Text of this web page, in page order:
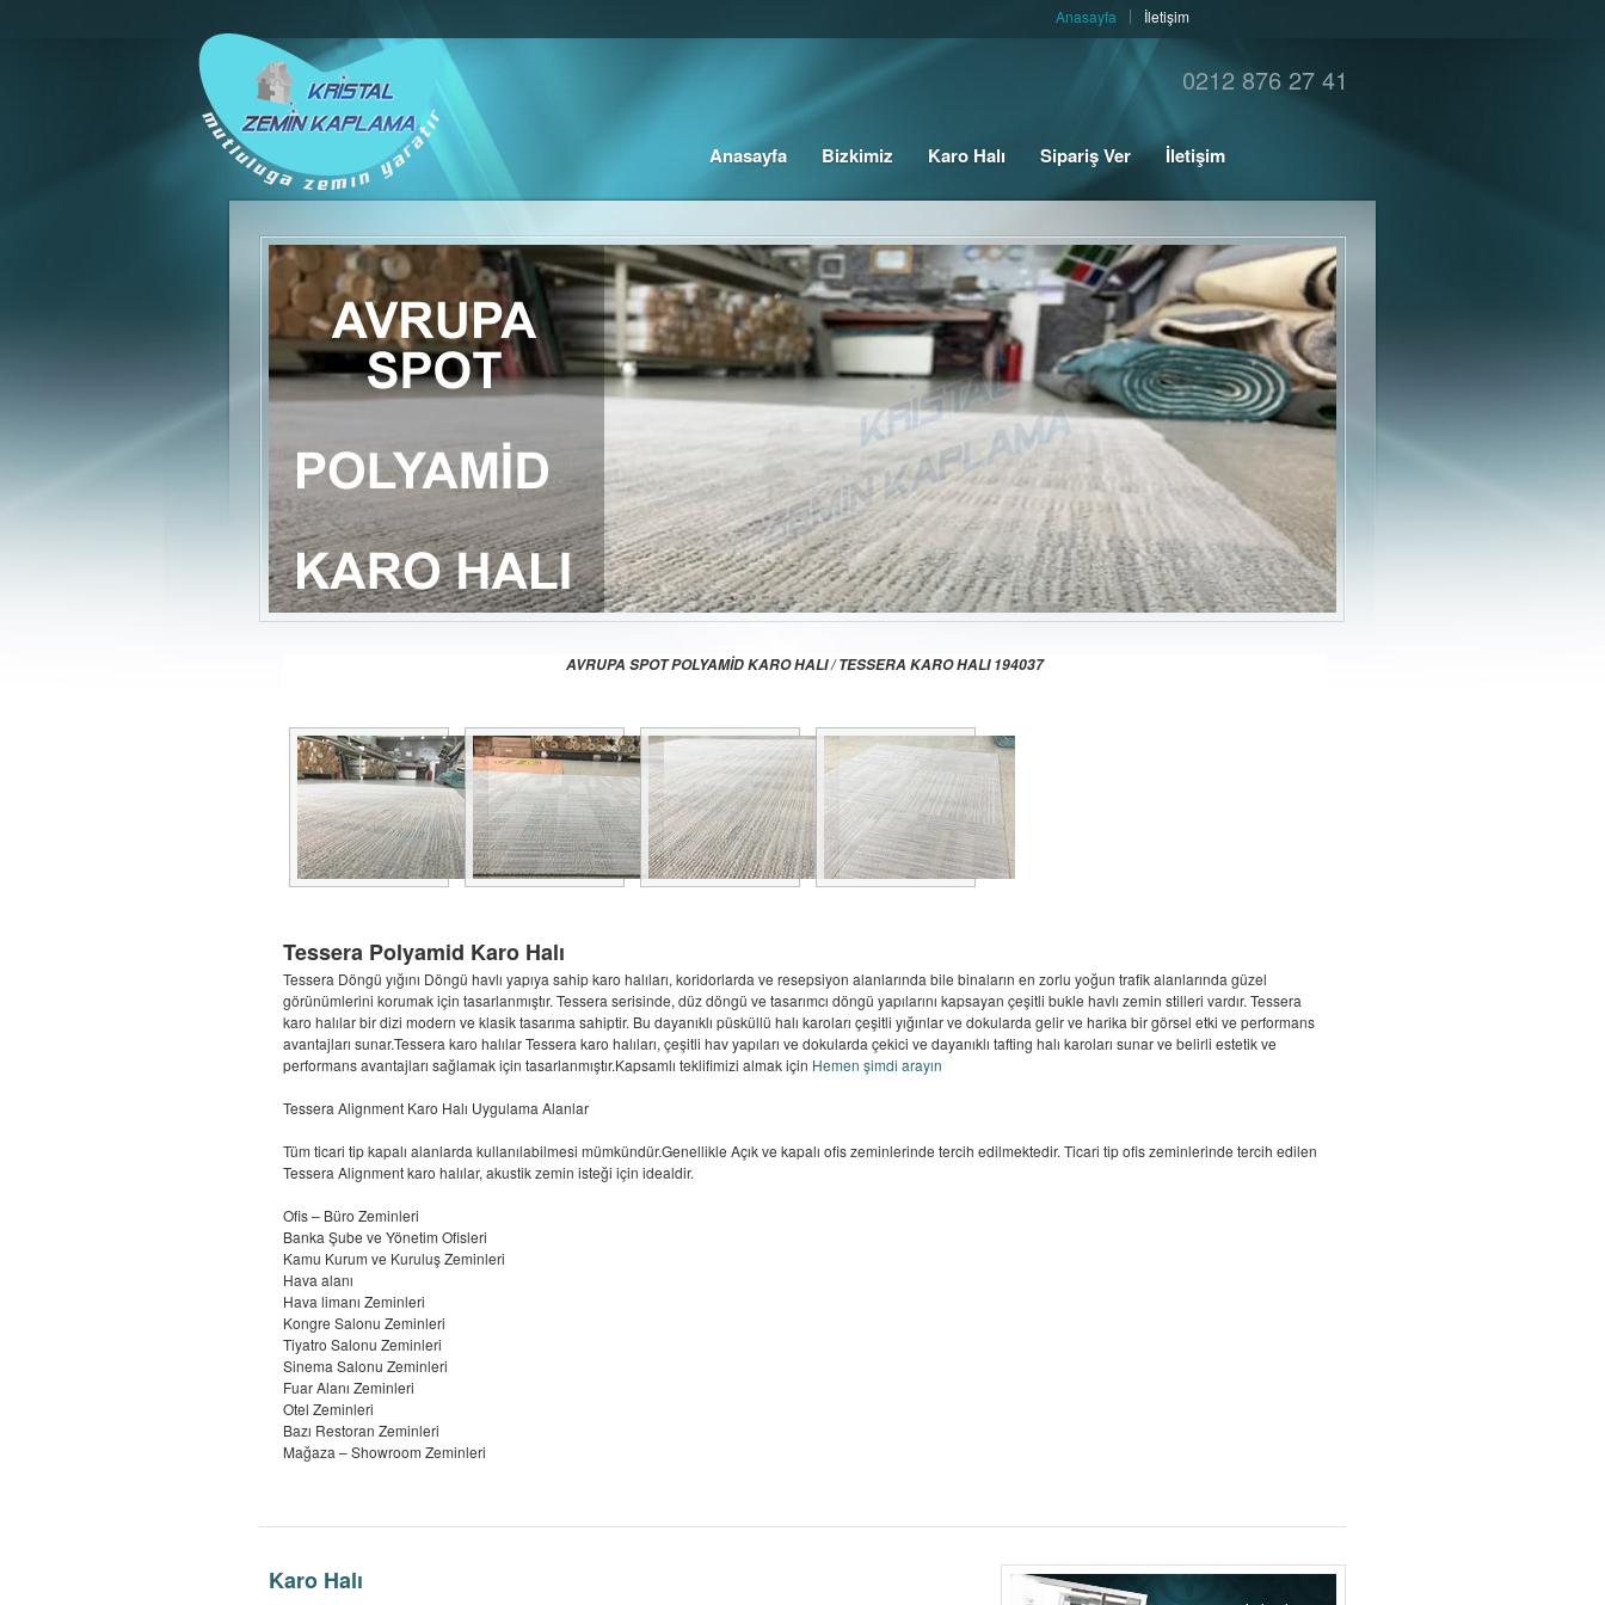
0212 876 27 41
Anasayfa Bizkimiz Karo Halı Sipariş Ver İletişim
Anasayfa İletişim
AVRUPA SPOT POLYAMİD KARO HALI / TESSERA KARO HALI 194037
Tessera Polyamid Karo Halı
Tessera Döngü yığını Döngü havlı yapıya sahip karo halıları, koridorlarda ve resepsiyon alanlarında bile binaların en zorlu yoğun trafik alanlarında güzel
görünümlerini korumak için tasarlanmıştır. Tessera serisinde, düz döngü ve tasarımcı döngü yapılarını kapsayan çeşitli bukle havlı zemin stilleri vardır. Tessera
karo halılar bir dizi modern ve klasik tasarıma sahiptir. Bu dayanıklı püsküllü halı karoları çeşitli yığınlar ve dokularda gelir ve harika bir görsel etki ve performans
avantajları sunar.Tessera karo halılar Tessera karo halıları, çeşitli hav yapıları ve dokularda çekici ve dayanıklı tafting halı karoları sunar ve belirli estetik ve
performans avantajları sağlamak için tasarlanmıştır.Kapsamlı teklifimizi almak için Hemen şimdi arayın
Tessera Alignment Karo Halı Uygulama Alanlar
Tüm ticari tip kapalı alanlarda kullanılabilmesi mümkündür.Genellikle Açık ve kapalı ofis zeminlerinde tercih edilmektedir. Ticari tip ofis zeminlerinde tercih edilen
Tessera Alignment karo halılar, akustik zemin isteği için idealdir.
Ofis – Büro Zeminleri
Banka Şube ve Yönetim Ofisleri
Kamu Kurum ve Kuruluş Zeminleri
Hava alanı
Hava limanı Zeminleri
Kongre Salonu Zeminleri
Tiyatro Salonu Zeminleri
Sinema Salonu Zeminleri
Fuar Alanı Zeminleri
Otel Zeminleri
Bazı Restoran Zeminleri
Mağaza – Showroom Zeminleri
Karo Halı